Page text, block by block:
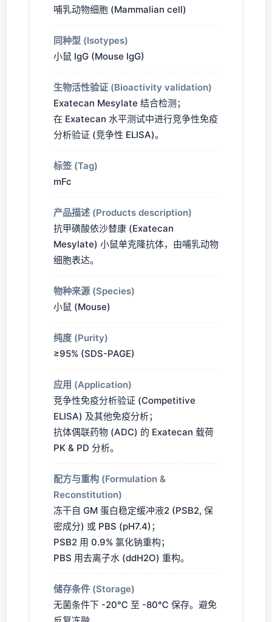
哺乳动物细胞 (Mammalian cell)
同种型 (Isotypes)
小鼠 IgG (Mouse IgG)
生物活性验证 (Bioactivity validation)
Exatecan Mesylate 结合检测；
在 Exatecan 水平测试中进行竞争性免疫
分析验证 (竞争性 ELISA)。
标签 (Tag)
mFc
产品描述 (Products description)
抗甲磺酸依沙替康 (Exatecan
Mesylate) 小鼠单克隆抗体，由哺乳动物
细胞表达。
物种来源 (Species)
小鼠 (Mouse)
纯度 (Purity)
≥95% (SDS-PAGE)
应用 (Application)
竞争性免疫分析验证 (Competitive
ELISA) 及其他免疫分析；
抗体偶联药物 (ADC) 的 Exatecan 载荷
PK & PD 分析。
配方与重构 (Formulation &
Reconstitution)
冻干自 GM 蛋白稳定缓冲液2 (PSB2, 保
密成分) 或 PBS (pH7.4)；
PSB2 用 0.9% 氯化钠重构；
PBS 用去离子水 (ddH2O) 重构。
储存条件 (Storage)
无菌条件下 -20℃ 至 -80℃ 保存。避免